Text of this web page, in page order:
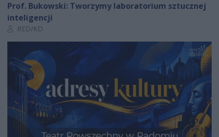
Prof. Bukowski: Tworzymy laboratorium sztucznej
inteligencji
Autor artykułu:
RED/KD